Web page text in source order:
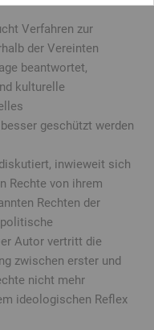
Verfahren zur
der Vereinten
beantwortet,
kulturelle
geschützt werden
inwieweit sich
Rechte von ihrem
Rechten der
Autor vertritt die
zwischen erster und
nicht mehr
ideologischen Reflex